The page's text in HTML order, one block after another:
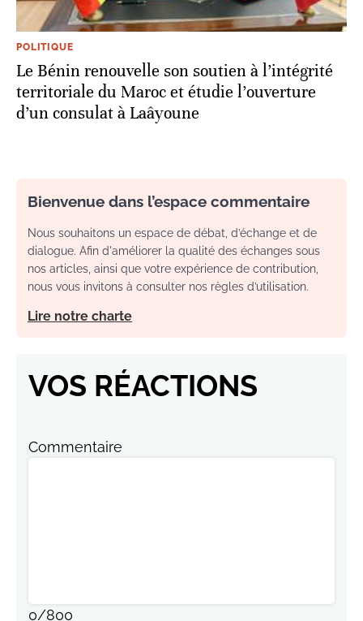
POLITIQUE
Le Bénin renouvelle son soutien à l’intégrité
territoriale du Maroc et étudie l’ouverture
d’un consulat à Laâyoune
Bienvenue dans l’espace commentaire
Nous souhaitons un espace de débat, d’échange et de
dialogue. Afin d'améliorer la qualité des échanges sous
nos articles, ainsi que votre expérience de contribution,
nous vous invitons à consulter nos règles d’utilisation.
Lire notre charte
VOS RÉACTIONS
Commentaire
0/800